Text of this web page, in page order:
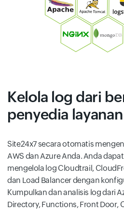
Kelola log dari
penyedia
Site24x7 secara otomatis
AWS dan Azure Anda. Anda
mengelola log Cloudtrail,
dan Load Balancer dengan
Kumpulkan dan analisis log dari
Directory, Functions, Front Door,